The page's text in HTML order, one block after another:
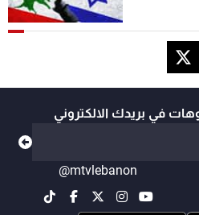
في بريدك الالكتروني
@mtvlebanon